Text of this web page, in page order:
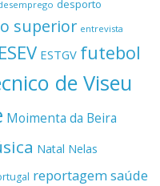
desporto
superior entrevista
ESEV ESTGV futebol
de Viseu
Moimenta da Beira
Natal Nelas
reportagemsaúde